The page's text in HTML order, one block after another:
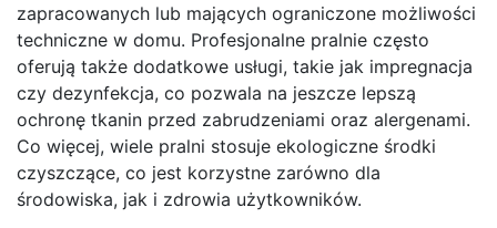
zapracowanych lub mających ograniczone możliwości
techniczne w domu. Profesjonalne pralnie często
oferują także dodatkowe usługi, takie jak impregnacja
czy dezynfekcja, co pozwala na jeszcze lepszą
ochronę tkanin przed zabrudzeniami oraz alergenami.
Co więcej, wiele pralni stosuje ekologiczne środki
czyszczące, co jest korzystne zarówno dla
środowiska, jak i zdrowia użytkowników.